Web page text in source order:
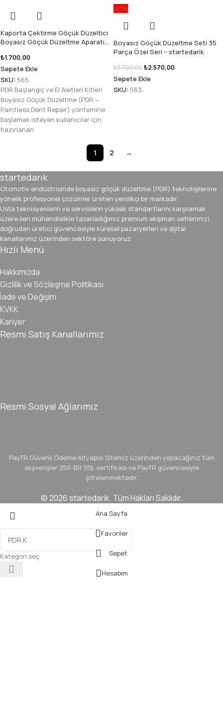
Kaporta Çektirme Göçük Düzeltici
Boyasız Göçük Düzeltme Aparatı
₺1.700,00
Sepete Ekle
SKU: 565
PDR Başlangıç ve El Aletleri Kitleri
Boyasız Göçük Düzeltme (PDR –
Paintless Dent Repair) yöntemine
başlamak isteyen kullanıcılar için
hazırlanan
-31%
Boyasız Göçük Düzeltme Seti 35
Parça Özel Seri – startedarik
₺3.700,00 ₺2.570,00
Sepete Ekle
SKU: 563
1 2 →
startedarik
Otomotiv endüstrisinde boyasız göçük düzeltme (PDR) teknolojilerine
yönelik profesyonel çözümler üreten yenilikçi bir markadır.
Usta teknisyenlerin ve servislerin yüksek standartlarını karşılamak
üzere ileri mühendislikle tasarladığımız premium ekipman setlerimizi,
doğrudan üretici güvencesiyle küresel pazaryerleri ve dijital
kanallarımız üzerinden sektöre sunuyoruz.
Hızlı Menü
Hakkımızda
Gizlilik ve Sözleşme Politikası
İade ve Değişim
KVKK
Kariyer
Resmi Satış Kanallarımız
Resmi Sosyal Ağlarımız
PayTR Güvenli Ödeme Altyapısı Sitemiz üzerinden yapacağınız tüm
alışverişler 256-Bit SSL sertifikası ve PayTR güvencesiyle
şifrelenmektedir.
© 2026 startedarik. Tüm Hakları Saklıdır.
Kategori seç
Ana Sayfa
Favoriler
Sepet
Hesabım